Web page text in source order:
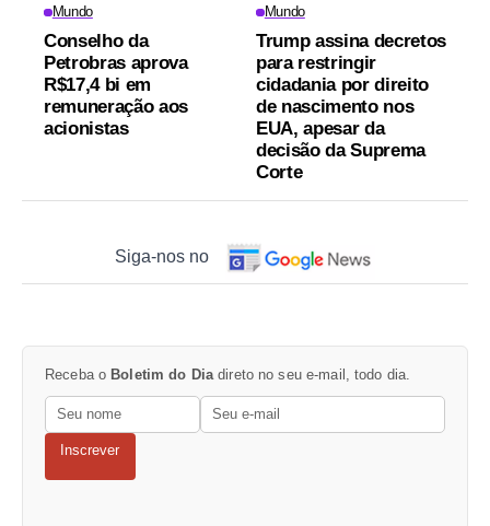
Mundo
Conselho da
Petrobras aprova
R$17,4 bi em
remuneração aos
acionistas
Mundo
Trump assina decretos
para restringir
cidadania por direito
de nascimento nos
EUA, apesar da
decisão da Suprema
Corte
Siga-nos no
Receba o Boletim do Diadireto no seu e-mail, todo dia.
Inscrever